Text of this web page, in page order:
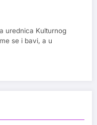
urednica Kulturnog
se i bavi, a u